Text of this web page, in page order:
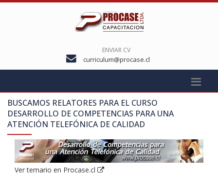
ENVIAR CV
curriculum@procase.cl
BUSCAMOS RELATORES PARA EL CURSO
DESARROLLO DE COMPETENCIAS PARA UNA
ATENCIÓN TELEFÓNICA DE CALIDAD
Ver temario en Procase.cl